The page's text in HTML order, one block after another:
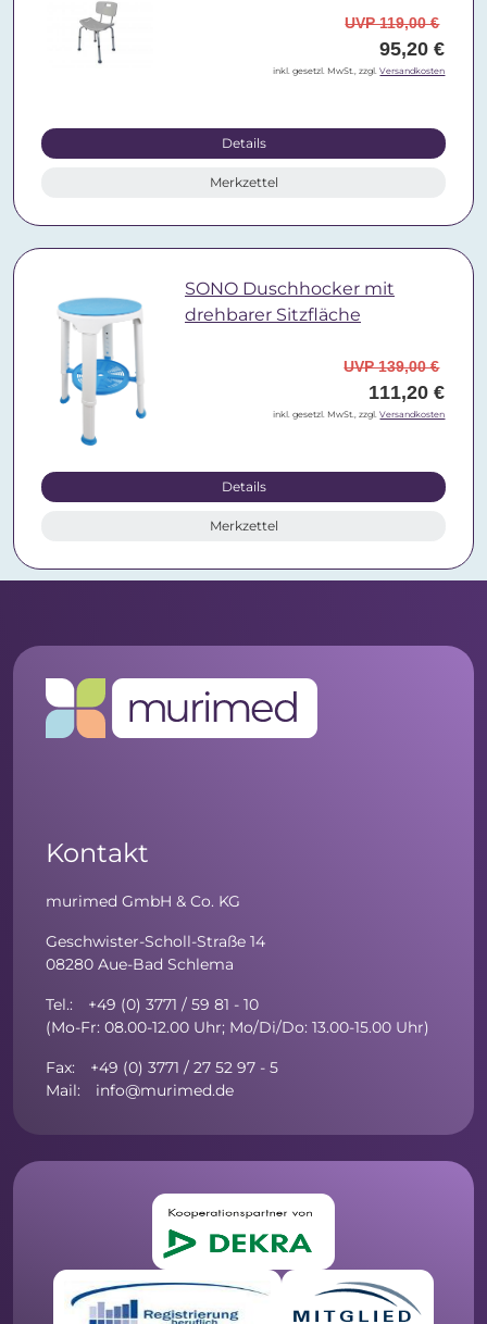
UVP 119,00 €
95,20 €
inkl. gesetzl. MwSt., zzgl.Versandkosten
Details
Merkzettel
SONO Duschhocker mit
drehbarer Sitzfläche
UVP 139,00 €
111,20 €
inkl. gesetzl. MwSt., zzgl.Versandkosten
Details
Merkzettel
Kontakt
murimed GmbH & Co. KG
Geschwister-Scholl-Straße 14
08280 Aue-Bad Schlema
Tel.: +49 (0) 3771 / 59 81 - 10
(Mo-Fr: 08.00-12.00 Uhr; Mo/Di/Do: 13.00-15.00 Uhr)
Fax: +49 (0) 3771 / 27 52 97 - 5
Mail: info@murimed.de